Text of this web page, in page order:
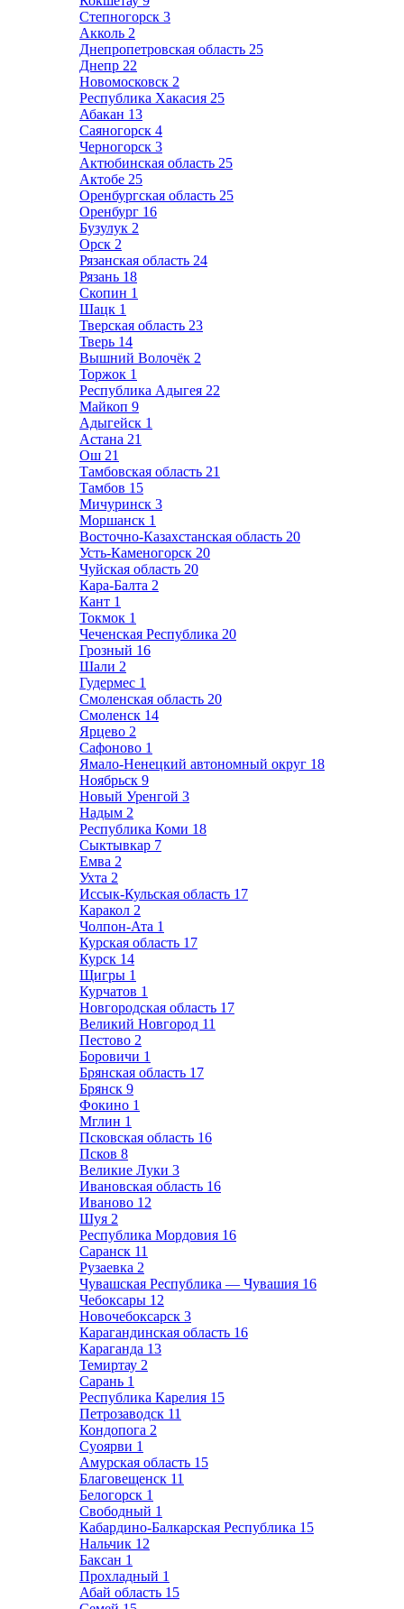
Степногорск 3
Акколь 2
Днепропетровская область 25
Днепр 22
Новомосковск 2
Республика Хакасия 25
Абакан 13
Саяногорск 4
Черногорск 3
Актюбинская область 25
Актобе 25
Оренбургская область 25
Оренбург 16
Бузулук 2
Орск 2
Рязанская область 24
Рязань 18
Скопин 1
Шацк 1
Тверская область 23
Тверь 14
Вышний Волочёк 2
Торжок 1
Республика Адыгея 22
Майкоп 9
Адыгейск 1
Астана 21
Ош 21
Тамбовская область 21
Тамбов 15
Мичуринск 3
Моршанск 1
Восточно-Казахстанская область 20
Усть-Каменогорск 20
Чуйская область 20
Кара-Балта 2
Кант 1
Токмок 1
Чеченская Республика 20
Грозный 16
Шали 2
Гудермес 1
Смоленская область 20
Смоленск 14
Ярцево 2
Сафоново 1
Ямало-Ненецкий автономный округ 18
Ноябрьск 9
Новый Уренгой 3
Надым 2
Республика Коми 18
Сыктывкар 7
Емва 2
Ухта 2
Иссык-Кульская область 17
Каракол 2
Чолпон-Ата 1
Курская область 17
Курск 14
Щигры 1
Курчатов 1
Новгородская область 17
Великий Новгород 11
Пестово 2
Боровичи 1
Брянская область 17
Брянск 9
Фокино 1
Мглин 1
Псковская область 16
Псков 8
Великие Луки 3
Ивановская область 16
Иваново 12
Шуя 2
Республика Мордовия 16
Саранск 11
Рузаевка 2
Чувашская Республика — Чувашия 16
Чебоксары 12
Новочебоксарск 3
Карагандинская область 16
Караганда 13
Темиртау 2
Сарань 1
Республика Карелия 15
Петрозаводск 11
Кондопога 2
Суоярви 1
Амурская область 15
Благовещенск 11
Белогорск 1
Свободный 1
Кабардино-Балкарская Республика 15
Нальчик 12
Баксан 1
Прохладный 1
Абай область 15